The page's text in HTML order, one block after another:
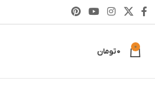
0
0تومان